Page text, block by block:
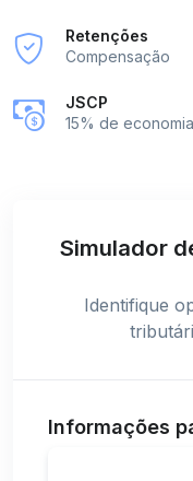
Retenções
Compensação
JSCP
15% de economia
Simulador
Identifique
Informações